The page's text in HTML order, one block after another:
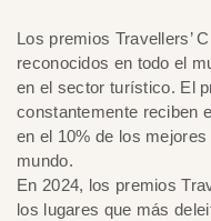
Los premios Travellers’
reconocidos en todo el
en el sector turístico. El
constantemente reciben
en el 10% de los
mundo.
En 2024, los premios
los lugares que más